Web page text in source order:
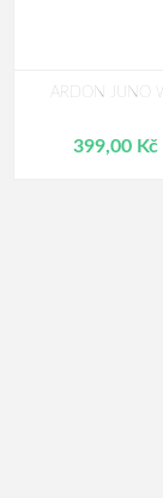
ARDON JUNO
399,00 Kč